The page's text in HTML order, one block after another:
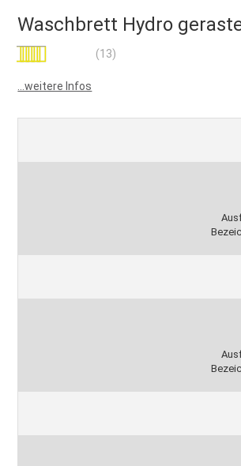
Waschbrett Hydro
Bewertung: (13)
...weitere Infos